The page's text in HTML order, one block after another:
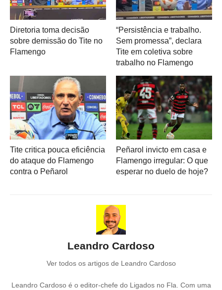
Diretoria toma decisão
sobre demissão do Tite no
Flamengo
“Persistência e trabalho.
Sem promessa”, declara
Tite em coletiva sobre
trabalho no Flamengo
Tite critica pouca eficiência
do ataque do Flamengo
contra o Peñarol
Peñarol invicto em casa e
Flamengo irregular: O que
esperar no duelo de hoje?
Leandro Cardoso
Ver todos os artigos de Leandro Cardoso
Leandro Cardoso é o editor-chefe do Ligados no Fla. Com uma